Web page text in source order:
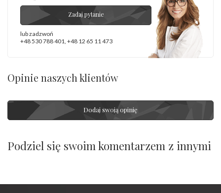
Zadaj pytanie
lub zadzwoń
+48 530 788 401 +48 12 65 11 473
Opinie naszych klientów
Dodaj swoją opinię
Podziel się swoim komentarzem z innymi